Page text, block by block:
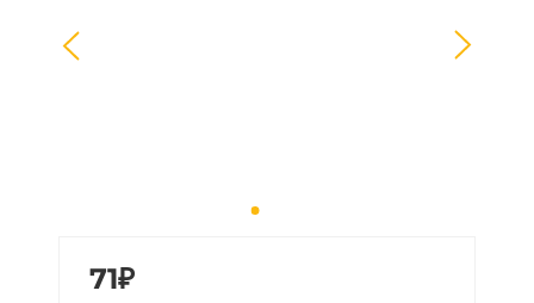
71₽